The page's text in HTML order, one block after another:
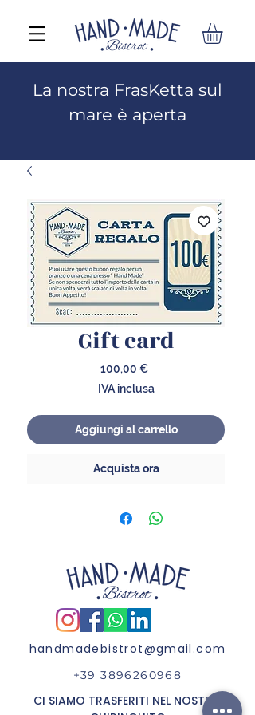
La nostra FrasKetta sul
mare è aperta
Gift card
100,00 €Prezzo
IVA inclusa
Aggiungi al carrello
Acquista ora
handmadebistrot@gmail.com
+39 3896260968
CI SIAMO TRASFERITI NEL NOSTRO